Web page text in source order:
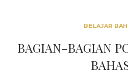
BELAJAR
BAGIAN-BAGIAN